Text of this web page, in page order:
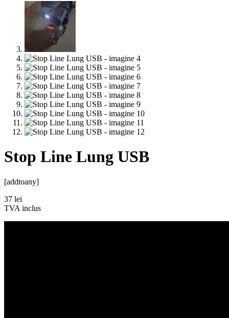
Stop Line Lung USB
[addtoany]
37 lei
TVA inclus